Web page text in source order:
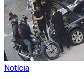
Notícia